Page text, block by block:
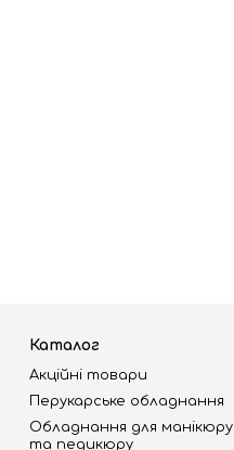
Каталог
Акційні товари
Перукарське обладнання
Обладнання для манікюру
та педикюру